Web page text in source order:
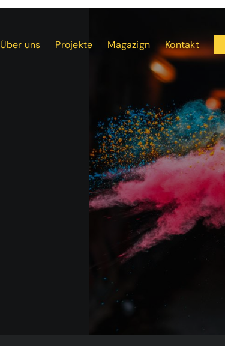
Über uns Projekte Magazign Kontakt